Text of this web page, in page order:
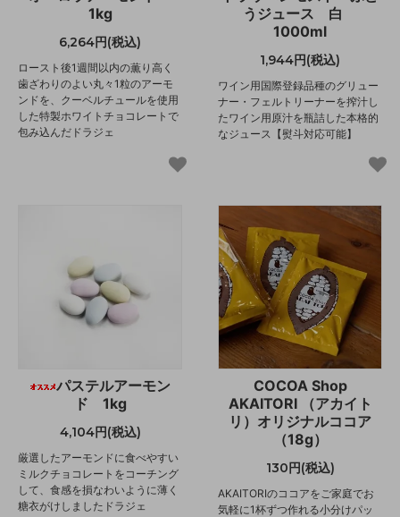
1kg
6,264円(税込)
ロースト後1週間以内の薫り高く
歯ざわりのよい丸々1粒のアーモ
ンドを、クーベルチュールを使用
した特製ホワイトチョコレートで
包み込んだドラジェ
うジュース 白
1000ml
1,944円(税込)
ワイン用国際登録品種のグリュー
ナー・フェルトリーナーを搾汁し
たワイン用原汁を瓶詰した本格的
なジュース【熨斗対応可能】
パステルアーモン
ド 1kg
4,104円(税込)
厳選したアーモンドに食べやすい
ミルクチョコレートをコーチング
して、食感を損なわいように薄く
糖衣がけしましたドラジェ
COCOA Shop
AKAITORI （アカイト
リ）オリジナルココア
（18g）
130円(税込)
AKAITORIのココアをご家庭でお
気軽に1杯ずつ作れる小分けパッ